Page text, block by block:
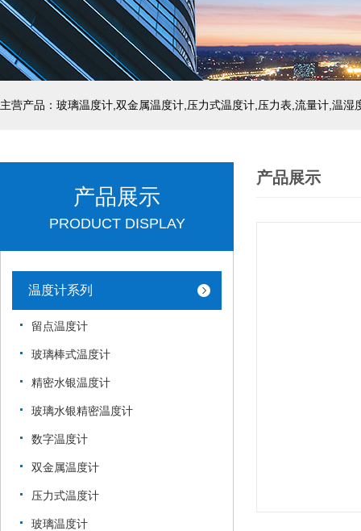
产品展示
PRODUCT DISPLAY
温度计系列
留点温度计
玻璃棒式温度计
精密水银温度计
玻璃水银精密温度计
数字温度计
双金属温度计
压力式温度计
玻璃温度计
产品展示